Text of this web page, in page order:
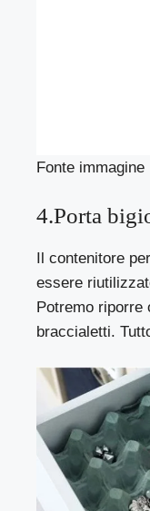
Fonte immagine
4.Porta
Il contenitore
essere
Potremo riporre
braccialetti.